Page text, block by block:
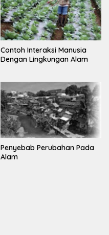
Contoh Interaksi Manusia
Dengan Lingkungan Alam
Penyebab Perubahan Pada
Alam